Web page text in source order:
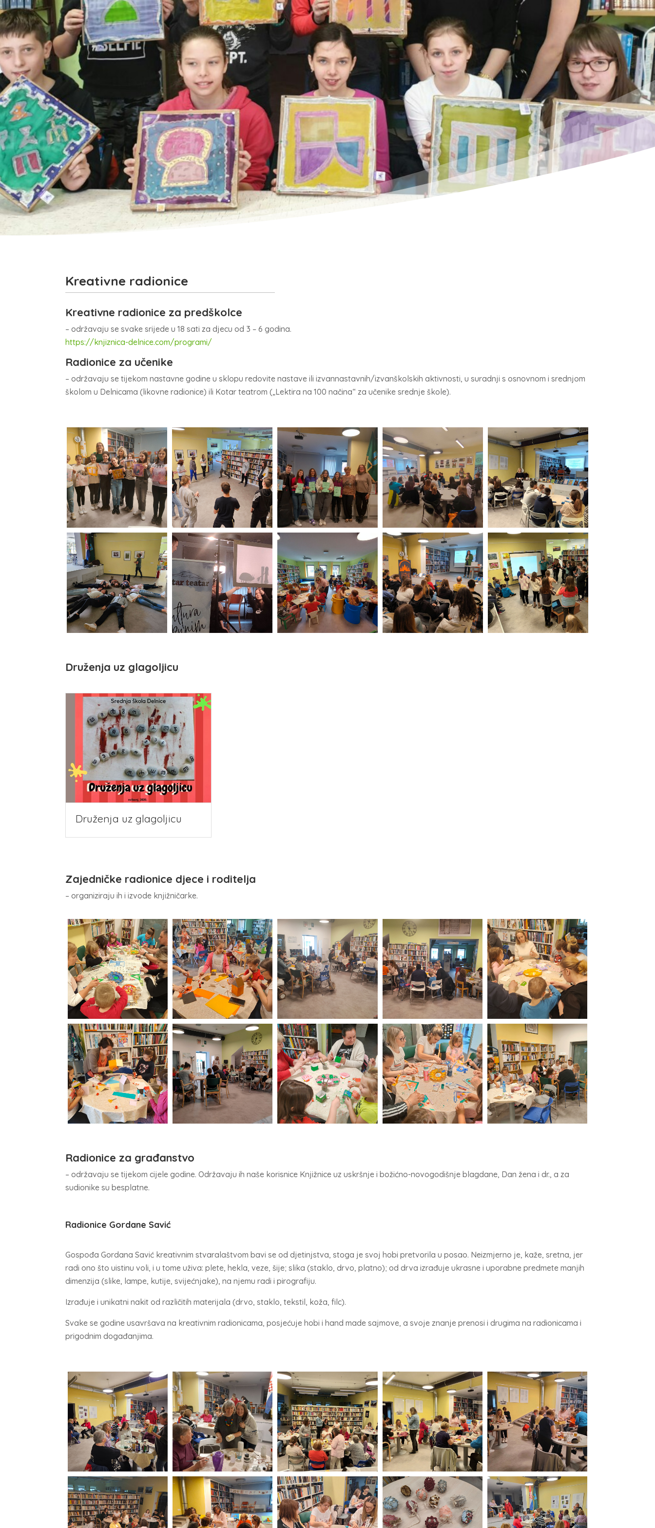
Kreativne radionice
Kreativne radionice za predškolce
– održavaju se svake srijede u 18 sati za djecu od 3 – 6 godina.
https://knjiznica-delnice.com/programi/
Radionice za učenike
– održavaju se tijekom nastavne godine u sklopu redovite nastave ili izvannastavnih/izvanškolskih aktivnosti, u suradnji s osnovnom i srednjom
školom u Delnicama (likovne radionice) ili Kotar teatrom („Lektira na 100 načina“ za učenike srednje škole).
Druženja uz glagoljicu
Druženja uz glagoljicu
Zajedničke radionice djece i roditelja
– organiziraju ih i izvode knjižničarke.
Radionice za građanstvo
– održavaju se tijekom cijele godine. Održavaju ih naše korisnice Knjižnice uz uskršnje i božićno-novogodišnje blagdane, Dan žena i dr., a za
sudionike su besplatne.
Radionice Gordane Savić
Gospođa Gordana Savić kreativnim stvaralaštvom bavi se od djetinjstva, stoga je svoj hobi pretvorila u posao. Neizmjerno je, kaže, sretna, jer
radi ono što uistinu voli, i u tome uživa: plete, hekla, veze, šije; slika (staklo, drvo, platno); od drva izrađuje ukrasne i uporabne predmete manjih
dimenzija (slike, lampe, kutije, svijećnjake), na njemu radi i pirografiju.
Izrađuje i unikatni nakit od različitih materijala (drvo, staklo, tekstil, koža, filc).
Svake se godine usavršava na kreativnim radionicama, posjećuje hobi i hand made sajmove, a svoje znanje prenosi i drugima na radionicama i
prigodnim događanjima.